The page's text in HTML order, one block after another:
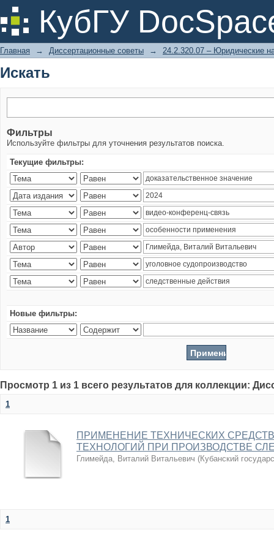
КубГУ
Искать
Главная → Диссертационные советы → 24.2.320.07 – Юридические
Искать
Фильтры
Используйте фильтры для уточнения результатов поиска.
Текущие фильтры:
Новые фильтры:
Просмотр 1 из 1 всего результатов для коллекции:
1
ПРИМЕНЕНИЕ ТЕХНИЧЕСКИХ
ТЕХНОЛОГИЙ ПРИ ПРОИЗВОДСТВЕ
Глимейда, Виталий Витальевич (Кубанский
1